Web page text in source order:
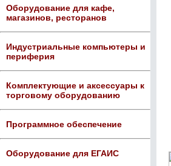
Оборудование для кафе,
магазинов, ресторанов
Индустриальные компьютеры и
периферия
Комплектующие и аксессуары к
торговому оборудованию
Программное обеспечение
Оборудование для ЕГАИС